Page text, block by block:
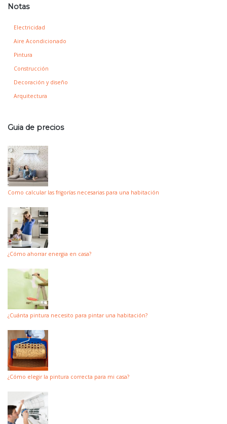
Notas
Electricidad
Aire Acondicionado
Pintura
Construcción
Decoración y diseño
Arquitectura
Guia de precios
Como calcular las frigorías necesarias para una habitación
¿Cómo ahorrar energia en casa?
¿Cuánta pintura necesito para pintar una habitación?
¿Cómo elegir la pintura correcta para mi casa?